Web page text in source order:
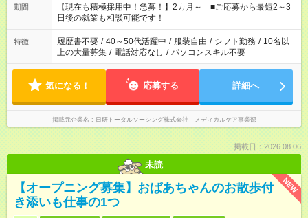
たくない」 など、ご希望を教えてくださいね。 ※Wワーク希望
の方へ 今ご覧のお仕事で希望する勤務時間と、もう1つのお仕事
の勤務時間。 合計で週40時間を超える場合は応募できません。
期間
【現在も積極採用中！急募！】2カ月～ ■ご応募から最短2～3
日後の就業も相談可能です！
特徴 履歴書不要 / 40～50代活躍中 / 服装自由 / シフト勤務 / 10名以
上の大量募集 / 電話対応なし / パソコンスキル不要
気になる！ 応募する 詳細へ
掲載元企業名 日研トータルソーシング株式会社 メディカルケア事業部
掲載日：2026.08.06
未読
NEW
【オープニング募集】おばあちゃんのお散歩付
き添いも仕事の1つ